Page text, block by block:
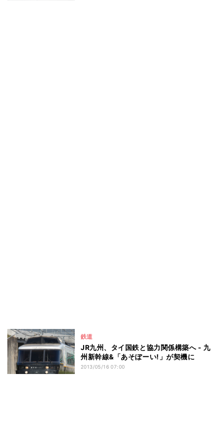
鉄道
JR九州、タイ国鉄と協力関係構築へ - 九
州新幹線&「あそぼーい!」が契機に
2013/05/16 07:00